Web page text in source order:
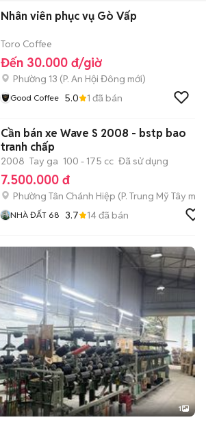
Nhân viên phục vụ Gò Vấp
Toro Coffee
Đến 30.000 đ/giờ
Phường 13 (P. An Hội Đông mới)
Good Coffee 5.0 1 đã bán
Cần bán xe Wave S 2008 - bstp bao
tranh chấp
2008 Tay ga 100 - 175 cc Đã sử dụng
7.500.000 đ
Phường Tân Chánh Hiệp (P. Trung Mỹ Tây mới)
NHÀ ĐẤT 68 3.7 14đã bán
1